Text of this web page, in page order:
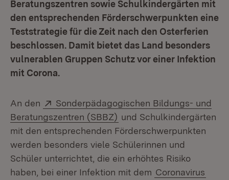
Beratungszentren sowie Schulkindergärten mit
den entsprechenden Förderschwerpunkten eine
Teststrategie für die Zeit nach den Osterferien
beschlossen. Damit bietet das Land besonders
vulnerablen Gruppen Schutz vor einer Infektion
mit Corona.
An den Extern:
Sonderpädagogischen Bildungs- und
Beratungszentren (SBBZ) (Öffnet in neuem Fenster)
und Schulkindergärten
mit den entsprechenden Förderschwerpunkten
werden besonders viele Schülerinnen und
Schüler unterrichtet, die ein erhöhtes Risiko
haben, bei einer Infektion mit dem Coronavirus